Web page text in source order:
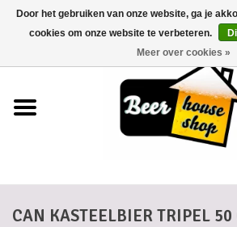
Biermanden
CAN KASTEELBIER TRIPEL 50
Door het gebruiken van onze website, ga je
cookies om onze website te verbeteren.
Meer over cookies »